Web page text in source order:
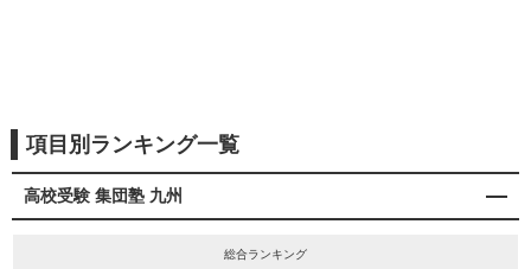
項目別ランキング一覧
高校受験 集団塾 九州
総合ランキング